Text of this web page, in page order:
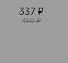
337 ¤
450 ¤